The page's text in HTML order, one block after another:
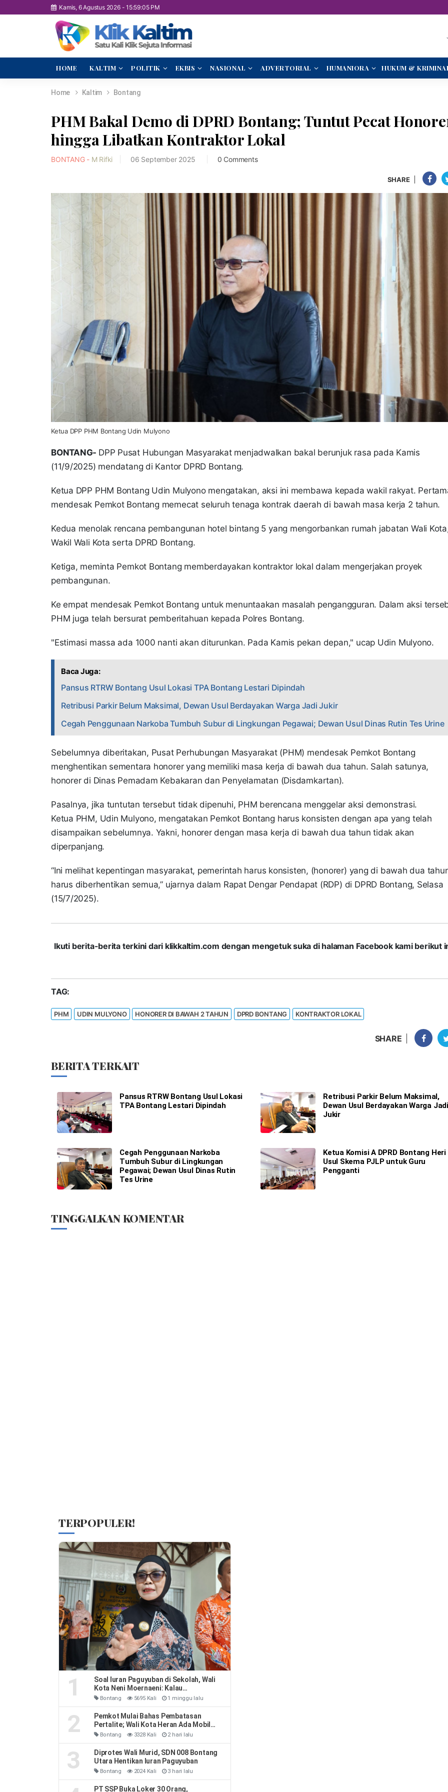
Kamis, 6 Agustus 2026-15:59:06 PM
HOME KALTIM POLITIK EKBIS NASIONAL ADVERTORIAL HUMANIORA HUKUM &
Home Kaltim Bontang
PHM Bakal Demo di DPRD Bontang; Tuntut Pecat
hingga Libatkan Kontraktor Lokal
BONTANG - M Rifki 06 September 2025 0 Comments
SHARE
Ketua DPP PHM Bontang Udin Mulyono
BONTANG- DPP Pusat Hubungan Masyarakat menjadwalkan bakal berunjuk rasa pada Kamis
(11/9/2025) mendatang di Kantor DPRD Bontang.
Ketua DPP PHM Bontang Udin Mulyono mengatakan, aksi ini membawa kepada wakil rakyat.
mendesak Pemkot Bontang memecat seluruh tenaga kontrak daerah di bawah masa kerja 2 tahun.
Kedua menolak rencana pembangunan hotel bintang 5 yang mengorbankan rumah jabatan Wali
Wakil Wali Kota serta DPRD Bontang.
Ketiga, meminta Pemkot Bontang memberdayakan kontraktor lokal dalam mengerjakan proyek
pembangunan.
Ke empat mendesak Pemkot Bontang untuk menuntaakan masalah pengangguran. Dalam aksi
PHM juga telah bersurat pemberitahuan kepada Polres Bontang.
"Estimasi massa ada 1000 nanti akan diturunkan. Pada Kamis pekan depan," ucap Udin Mulyono.
Baca Juga:
Pansus RTRW Bontang Usul Lokasi TPA Bontang Lestari Dipindah
Retribusi Parkir Belum Maksimal, Dewan Usul Berdayakan Warga Jadi Jukir
Cegah Penggunaan Narkoba Tumbuh Subur di Lingkungan Pegawai; Dewan Usul Dinas Rutin Tes Urine
Sebelumnya diberitakan, Pusat Perhubungan Masyarakat (PHM) mendesak Pemkot Bontang
menghentikan sementara honorer yang memiliki masa kerja di bawah dua tahun. Salah satunya,
honorer di Dinas Pemadam Kebakaran dan Penyelamatan (Disdamkartan).
Pasalnya, jika tuntutan tersebut tidak dipenuhi, PHM berencana menggelar aksi demonstrasi.
Ketua PHM, Udin Mulyono, mengatakan Pemkot Bontang harus konsisten dengan apa yang telah
disampaikan sebelumnya. Yakni, honorer dengan masa kerja di bawah dua tahun tidak akan
diperpanjang.
“Ini melihat kepentingan masyarakat, pemerintah harus konsisten, (honorer) yang di bawah dua
harus diberhentikan semua,” ujarnya dalam Rapat Dengar Pendapat (RDP) di DPRD Bontang, Selasa
(15/7/2025).
Ikuti berita-berita terkini dari klikkaltim.com dengan mengetuk suka di halaman Facebook kami berikut
TAG:
PHM UDIN MULYONO HONORER DI BAWAH 2 TAHUN DPRD BONTANG KONTRAKTOR LOKAL
SHARE
BERITA TERKAIT
Pansus RTRW Bontang Usul Lokasi
TPA Bontang Lestari Dipindah
Retribusi Parkir Belum Maksimal,
Dewan Usul Berdayakan Warga Jadi
Jukir
Cegah Penggunaan Narkoba
Tumbuh Subur di Lingkungan
Pegawai; Dewan Usul Dinas Rutin
Tes Urine
Ketua Komisi A DPRD Bontang Heri
Usul Skema PJLP untuk Guru
Pengganti
TINGGALKAN KOMENTAR
TERPOPULER!
1
Soal Iuran Paguyuban di Sekolah, Wali
Kota Neni Moernaeni: Kalau
Kesepakatan Orang Tua Jangan Ribut-
Ribut
Bontang 5695 Kali 1 minggu lalu
2
Pemkot Mulai Bahas Pembatasan
Pertalite; Wali Kota Heran Ada Mobil
Habiskan 40 Liter Sehari
Bontang 3328 Kali 2 hari lalu
3
Diprotes Wali Murid, SDN 008 Bontang
Utara Hentikan Iuran Paguyuban
Bontang 2024 Kali 3 hari lalu
PT SSP Buka Loker 30 Orang,